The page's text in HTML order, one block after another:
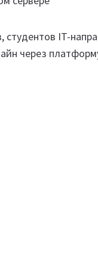
IT-
через